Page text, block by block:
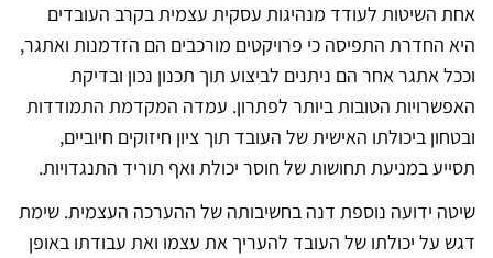
אחת השיטות לעודד מנהיגות עסקית עצמית בקרב העובדים
היא החדרת התפיסה כי פרויקטים מורכבים הם הזדמנות ואתגר,
וככל אתגר אחר הם ניתנים לביצוע תוך תכנון נכון ובדיקת
האפשרויות הטובות ביותר לפתרון. עמדה המקדמת התמודדות
ובטחון ביכולתו האישית של העובד תוך ציון חיזוקים חיוביים,
תסייע במניעת תחושות של חוסר יכולת ואף תוריד התנגדויות.
שיטה ידועה נוספת דנה בחשיבותה של ההערכה העצמית. שימת
דגש על יכולתו של העובד להעריך את עצמו ואת עבודתו באופן